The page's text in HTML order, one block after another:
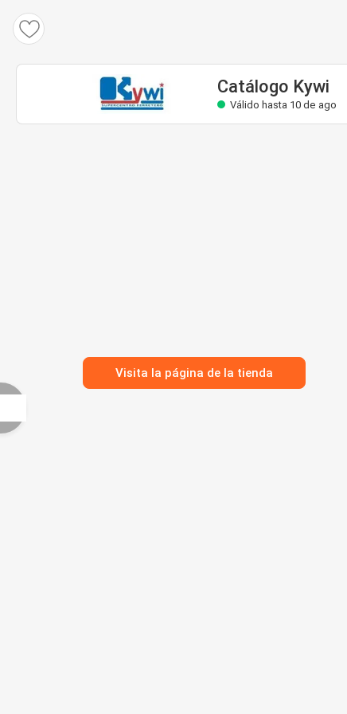
Catálogo Kywi
Válido hasta 10 de ago
Visita la página de la tienda